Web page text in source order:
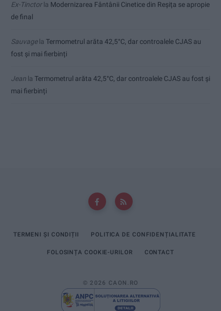
Ex-Tinctorla Modernizarea Fântânii Cinetice din Reșița se apropie
de final
Sauvagela Termometrul arăta 42,5°C, dar controalele CJAS au
fost și mai fierbinți
Jean la Termometrul arăta 42,5°C, dar controalele CJAS au fost și
mai fierbinți
TERMENI ȘI CONDIȚII POLITICA DE CONFIDENȚIALITATE
FOLOSINȚA COOKIE-URILOR CONTACT
© 2026 CAON.RO